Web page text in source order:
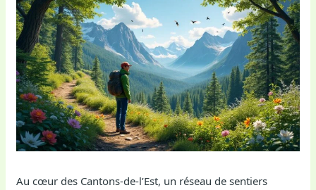
Au cœur des Cantons-de-l’Est, un réseau de sentiers